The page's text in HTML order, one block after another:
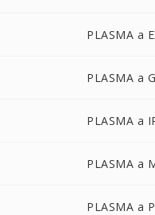
PLASMA a
PLASMA a
PLASMA a
PLASMA a
PLASMA a